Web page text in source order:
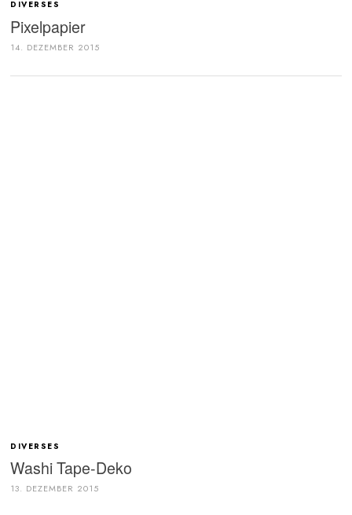
DIVERSES
Pixelpapier
14. DEZEMBER 2015
DIVERSES
Washi Tape-Deko
13. DEZEMBER 2015